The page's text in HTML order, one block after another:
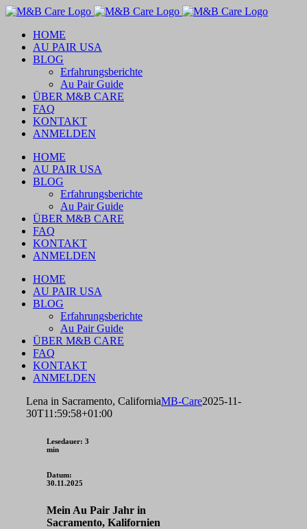
Skip
contentHOME
AU PAIR USA
BLOG
Erfahrungsberichte
Au Pair Guide
ÜBER M&B CARE
FAQ
KONTAKT
ANMELDEN
HOME
AU PAIR USA
BLOG
Erfahrungsberichte
Au Pair Guide
ÜBER M&B CARE
FAQ
KONTAKT
ANMELDEN
HOME
AU PAIR USA
BLOG
Erfahrungsberichte
Au Pair Guide
ÜBER M&B CARE
FAQ
KONTAKT
ANMELDEN
Lena in Sacramento, CaliforniaMB-Care2025-11-
30T11:59:58+01:00
Lesedauer: 3
min
Datum:
30.11.2025
Mein Au Pair Jahr in
Sacramento, Kalifornien